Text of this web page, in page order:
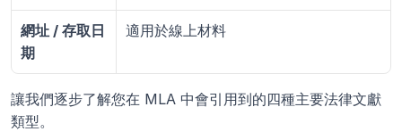
網址 / 存取日
期
適用於線上材料
讓我們逐步了解您在 MLA 中會引用到的四種主要法律文獻
類型。